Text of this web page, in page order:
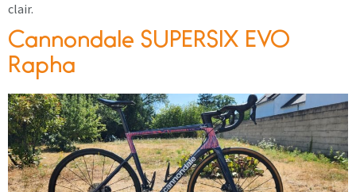
clair.
Cannondale SUPERSIX EVO
Rapha